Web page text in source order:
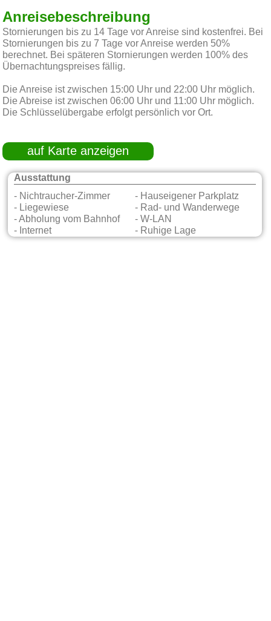
Anreisebeschreibung
Stornierungen bis zu 14 Tage vor Anreise sind kostenfrei. Bei
Stornierungen bis zu 7 Tage vor Anreise werden 50%
berechnet. Bei späteren Stornierungen werden 100% des
Übernachtungspreises fällig.
Die Anreise ist zwischen 15:00 Uhr und 22:00 Uhr möglich.
Die Abreise ist zwischen 06:00 Uhr und 11:00 Uhr möglich.
Die Schlüsselübergabe erfolgt persönlich vor Ort.
auf Karte anzeigen
Ausstattung
- Nichtraucher-Zimmer
- Hauseigener Parkplatz
- Liegewiese
- Rad- und Wanderwege
- Abholung vom Bahnhof
- W-LAN
- Internet
- Ruhige Lage